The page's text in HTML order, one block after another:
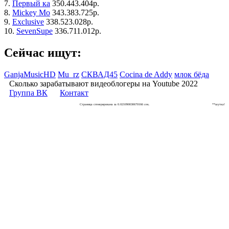
7. Первый ка 350.443.404р.
8. Mickey Mo 343.383.725р.
9. Exclusive 338.523.028р.
10. SevenSupe 336.711.012р.
Сейчас ищут:
GanjaMusicHD Mu_rz СКВАД45 Cocina de Addy млок бëда
Сколько зарабатывают видеоблогеры на Youtube 2022
Группа ВК
Контакт
Страница сгенерирована за 0.021090030670166 сек. **шутка!